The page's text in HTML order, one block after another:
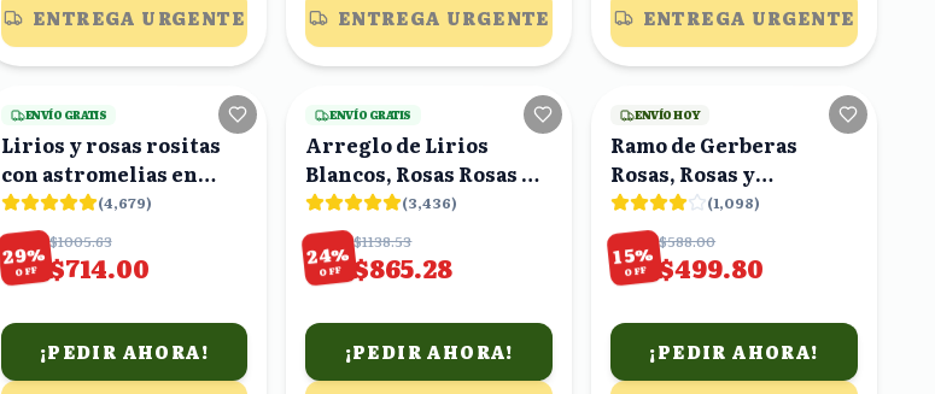
ENTREGA URGENTE ENTREGA URGENTE ENTREGA URGENTE
17viendo
ENVÍO GRATIS
Lirios y rosas rositas
con astromelias en
ramo
(4,679)
29%
OFF
$1005.63
$714.00
¡PEDIR AHORA!
13viendo
ENVÍO GRATIS
Arreglo de Lirios
Blancos, Rosas Rosas y
Astromelias en Florero
(3,436)
24%
OFF
$1138.53
$865.28
¡PEDIR AHORA!
3viendo
ENVÍO HOY
Ramo de Gerberas
Rosas, Rosas y
Alstroemerias con
Eucalipto
(1,098)
15%
OFF
$588.00
$499.80
¡PEDIR AHORA!